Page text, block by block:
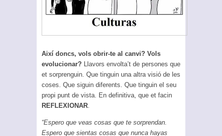
Així doncs, vols obrir-te al canvi? Vols
evolucionar? Llavors envolta’t de persones que
et sorprenguin. Que tinguin una altra visió de les
coses. Que siguin diferents. Que tinguin el seu
propi punt de vista. En definitiva, que et facin
REFLEXIONAR
“Espero que veas cosas que te sorprendan.
Espero que sientas cosas que nunca hayas